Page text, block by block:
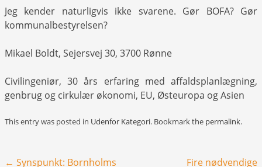
Jeg kender naturligvis ikke svarene. Gør BOFA? Gør
kommunalbestyrelsen?
Mikael Boldt, Sejersvej 30, 3700 Rønne
Civilingeniør, 30 års erfaring med affaldsplanlægning,
genbrug og cirkulær økonomi, EU, Østeuropa og Asien
This entry was posted in Udenfor Kategori. Bookmark the permalink.
Post navigation
← Synspunkt: Bornholms Fire nødvendige